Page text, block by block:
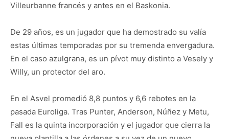
Villeurbanne francés y antes en el Baskonia.
De 29 años, es un jugador que ha demostrado su valía
estas últimas temporadas por su tremenda envergadura.
En el caso azulgrana, es un pívot muy distinto a Vesely y
Willy, un protector del aro.
En el Asvel promedió 8,8 puntos y 6,6 rebotes en la
pasada Euroliga. Tras Punter, Anderson, Núñez y Metu,
Fall es la quinta incorporación y el jugador que cierra la